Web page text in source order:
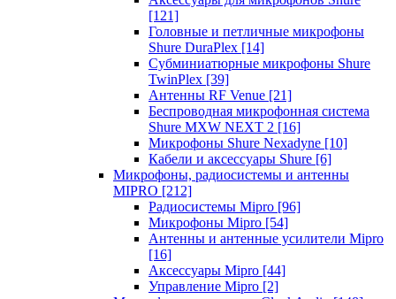
[121]
Головные и петличные микрофоны
Shure DuraPlex [14]
Субминиатюрные микрофоны Shure
TwinPlex [39]
Антенны RF Venue [21]
Беспроводная микрофонная система
Shure MXW NEXT 2 [16]
Микрофоны Shure Nexadyne [10]
Кабели и аксессуары Shure [6]
Микрофоны, радиосистемы и антенны
MIPRO [212]
Радиосистемы Mipro [96]
Микрофоны Mipro [54]
Антенны и антенные усилители Mipro
[16]
Аксессуары Mipro [44]
Управление Mipro [2]